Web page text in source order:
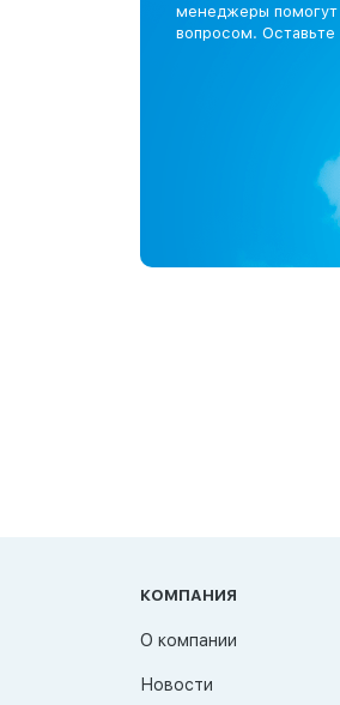
менеджеры
вопросом. Оставьте
КОМПАНИЯ
О компании
Новости